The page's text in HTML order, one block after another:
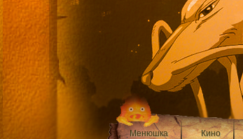
Менюшка Кино